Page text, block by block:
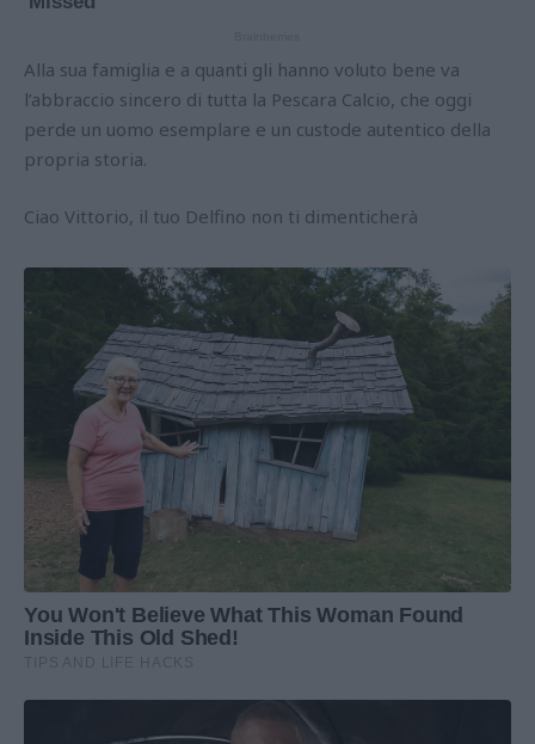
Alla sua famiglia e a quanti gli hanno voluto bene va
l’abbraccio sincero di tutta la Pescara Calcio, che oggi
perde un uomo esemplare e un custode autentico della
propria storia.
Ciao Vittorio, il tuo Delfino non ti dimenticherà